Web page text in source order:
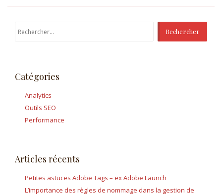
Rechercher :
Catégories
Analytics
Outils SEO
Performance
Articles récents
Petites astuces Adobe Tags – ex Adobe Launch
L’importance des règles de nommage dans la gestion de